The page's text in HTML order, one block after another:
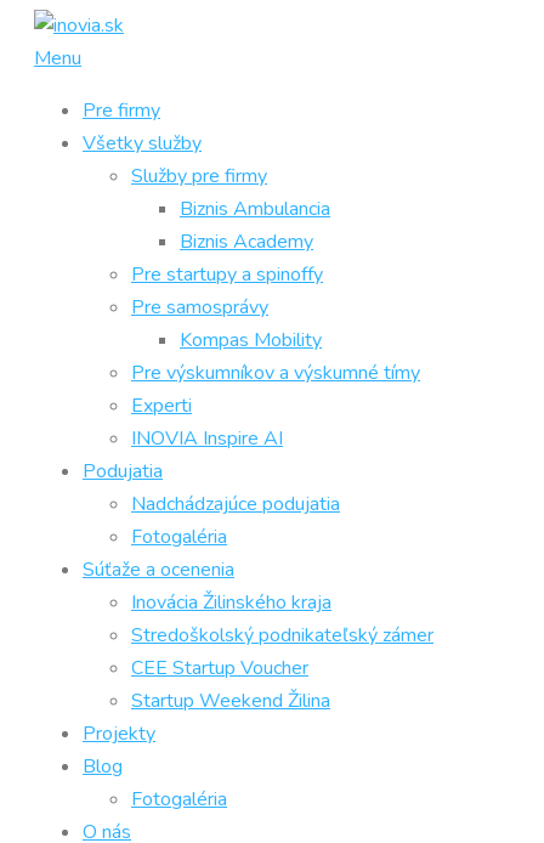
Prejsť
Menu
Pre firmy
Všetky služby
Služby pre firmy
Biznis Ambulancia
Biznis Academy
Pre startupy a spinoffy
Pre samosprávy
Kompas Mobility
Pre výskumníkov a výskumné tímy
Experti
INOVIA Inspire AI
Podujatia
Nadchádzajúce podujatia
Fotogaléria
Súťaže a ocenenia
Inovácia Žilinského kraja
Stredoškolský podnikateľský zámer
CEE Startup Voucher
Startup Weekend Žilina
Projekty
Blog
Fotogaléria
O nás